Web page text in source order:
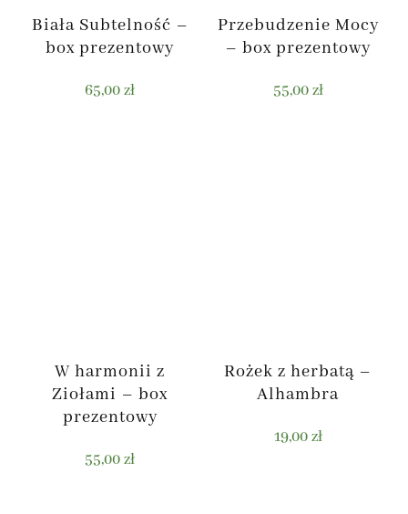
Biała Subtelność –
box prezentowy
65,00zł
Przebudzenie Mocy
– box prezentowy
55,00zł
W harmonii z
Ziołami – box
prezentowy
55,00zł
Rożek z herbatą –
Alhambra
19,00zł